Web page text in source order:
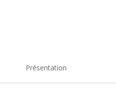
Présentation